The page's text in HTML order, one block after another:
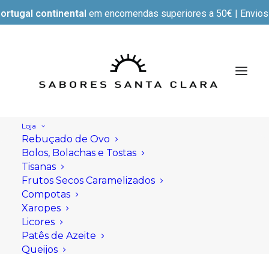
continental em encomendas superiores a 50€ |
Loja
Rebuçado de Ovo
Bolos, Bolachas e Tostas
Tisanas
Frutos Secos Caramelizados
Compotas
Xaropes
Licores
Patês de Azeite
Queijos